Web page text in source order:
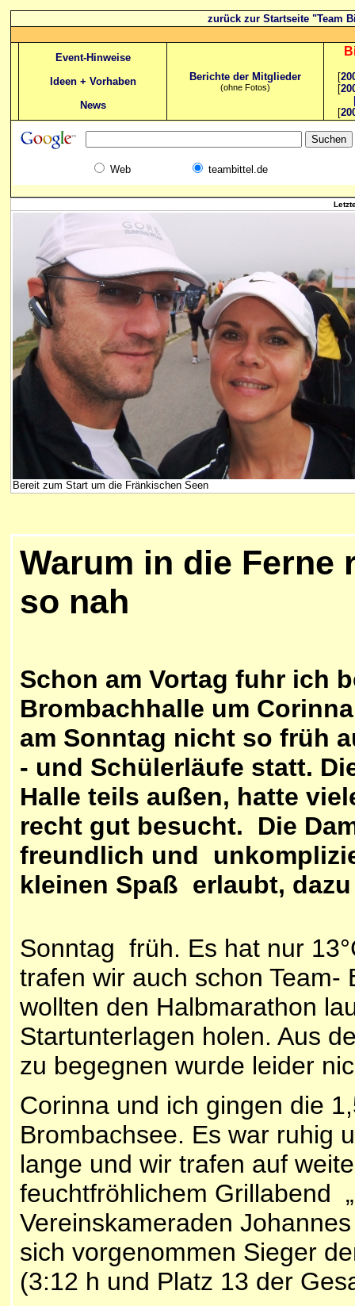
zurück zur Startseite "Team
Event-Hinweise
Ideen + Vorhaben
News
Berichte der Mitglieder
(ohne Fotos)
[
[
[
Web teambittel.de
Bereit zum Start um die Fränkischen Seen
Warum in die Ferne
so nah
Schon am Vortag fuhr ich
Brombachhalle um
am Sonntag nicht so früh
- und Schülerläufe statt.
Halle teils außen, hatte
recht gut besucht. Die
freundlich und
kleinen Spaß erlaubt,
Sonntag früh. Es hat nur
trafen wir auch schon
wollten den Halbmarathon
Startunterlagen holen. Aus
zu begegnen wurde leider
Corinna und ich gingen die
Brombachsee. Es war ruhig
lange und wir trafen auf
feuchtfröhlichem Grillabend
Vereinskameraden
sich vorgenommen Sieger
(3:12 h und Platz 13 der